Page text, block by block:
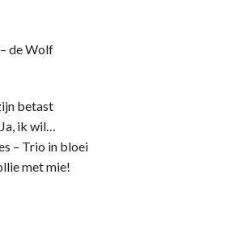
de Wolf
betast
ik wil…
– Trio in bloei
met mie!